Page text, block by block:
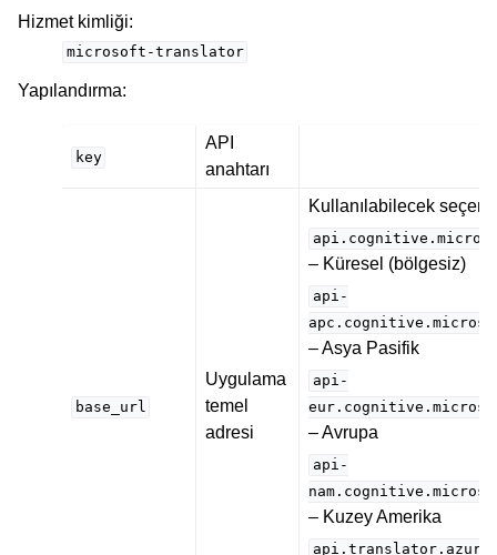
Hizmet kimliği:
microsoft-translator
Yapılandırma:
key
API
anahtarı
base_url
Uygulama
temel
adresi
Kullanılabilecek
– Küresel (bölgesiz)
api-
– Asya Pasifik
api-
– Avrupa
api-
– Kuzey Amerika